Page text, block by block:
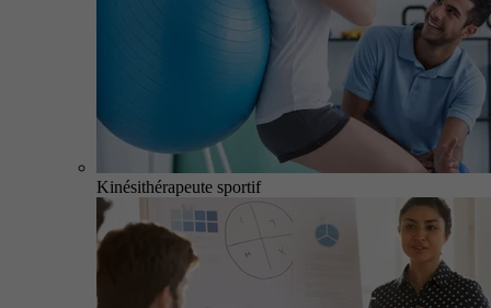
Kinésithérapeute sportif